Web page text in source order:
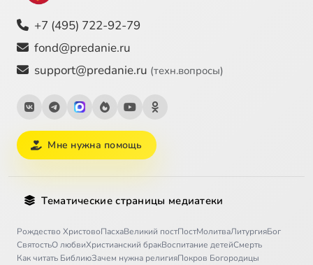
+7 (495) 722-92-79
fond@predanie.ru
support@predanie.ru (техн.вопросы)
Мне нужна помощь
Тематические страницы медиатеки
Рождество ХристовоПасхаВеликий постПостМолитваЛитургияБог
СвятостьО любвиХристианский бракВоспитание детейСмерть
Как читать БиблиюЗачем нужна религияПокров Богородицы